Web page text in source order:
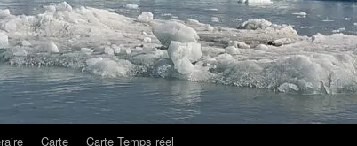
Carte Carte Temps réel